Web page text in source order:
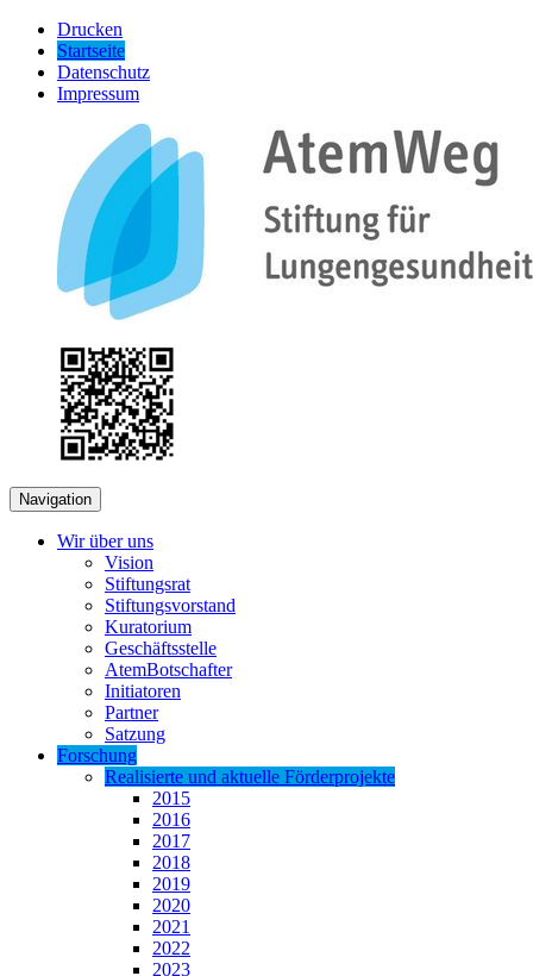
Drucken
Startseite
Datenschutz
Impressum
Navigation
Wir über uns
Vision
Stiftungsrat
Stiftungsvorstand
Kuratorium
Geschäftsstelle
AtemBotschafter
Initiatoren
Partner
Satzung
Forschung
Realisierte und aktuelle Förderprojekte
2015
2016
2017
2018
2019
2020
2021
2022
2023